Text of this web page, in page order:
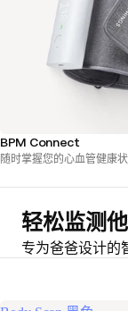
BPM Connect
随时掌握您的心血管健康状
轻松监测
专为爸爸设计的